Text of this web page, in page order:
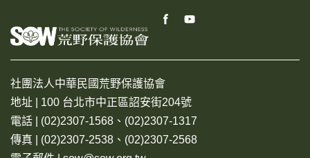
社團法人中華民國荒野保護協會
地址 | 100 台北市中正區詔安街204號
電話 | (02)2307-1568、(02)2307-1317
傳真 | (02)2307-2538、(02)2307-2568